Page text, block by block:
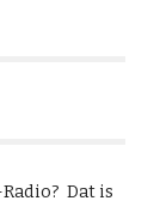
Dat is